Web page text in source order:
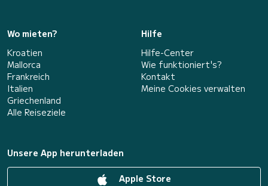
Wo mieten?
Kroatien
Mallorca
Frankreich
Italien
Griechenland
Alle Reiseziele
Hilfe
Hilfe-Center
Wie funktioniert's?
Kontakt
Meine Cookies verwalten
Unsere App herunterladen
Apple Store